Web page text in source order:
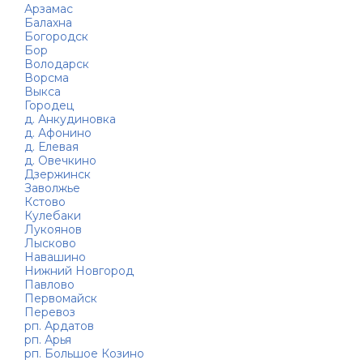
Арзамас
Балахна
Богородск
Бор
Володарск
Ворсма
Выкса
Городец
д. Анкудиновка
д. Афонино
д. Елевая
д. Овечкино
Дзержинск
Заволжье
Кстово
Кулебаки
Лукоянов
Лысково
Навашино
Нижний Новгород
Павлово
Первомайск
Перевоз
рп. Ардатов
рп. Арья
рп. Большое Козино